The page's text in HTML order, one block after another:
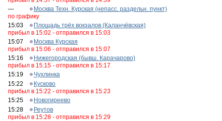
—
Москва Техн. Курская (непасс. раздельн. пункт)
по графику
15:03
Площадь трёх вокзалов (Каланчёвская)
прибыл в 15:02 - отправился в 15:03
15:07
Москва Курская
прибыл в 15:06 - отправился в 15:07
15:16
Нижегородская (бывш. Карачарово)
прибыл в 15:15 - отправился в 15:17
15:19
Чухлинка
15:22
Кусково
прибыл в 15:22 - отправился в 15:23
15:25
Новогиреево
15:28
Реутов
прибыл в 15:28 - отправился в 15:29